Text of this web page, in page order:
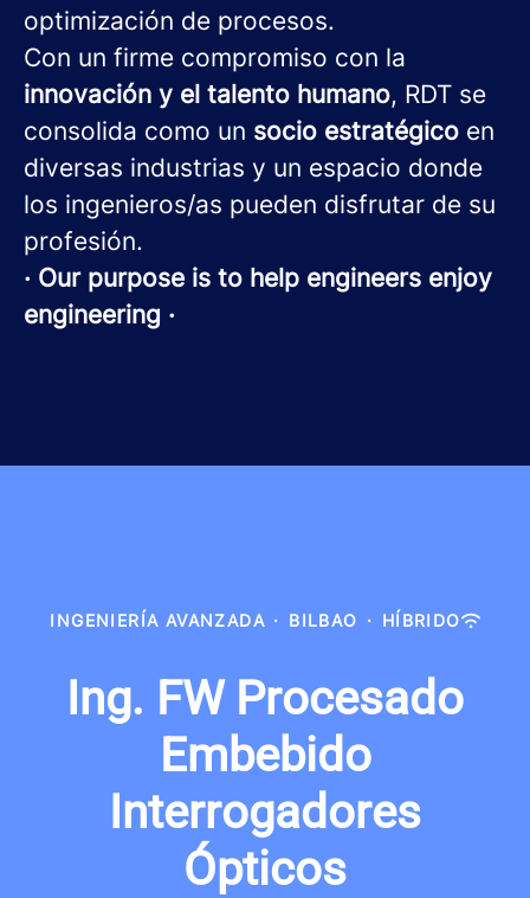
optimización de procesos.
Con un firme compromiso con la
innovación y el talento humano, RDT se
consolida como un socio estratégico en
diversas industrias y un espacio donde
los ingenieros/as pueden disfrutar de su
profesión.
· Our purpose is to help engineers enjoy
engineering ·
INGENIERÍA AVANZADA · BILBAO · HÍBRIDO
Ing. FW Procesado
Embebido
Interrogadores
Ópticos